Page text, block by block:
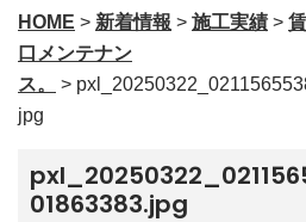
へ
ス
キ
ッ
HOME > 新着情報 > 施工実績 >
口メンテナン
ス。
>
jpg
01863383.jpg